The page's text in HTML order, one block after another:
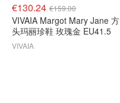
€130.24 €159.00
VIVAIA Margot Mary Jane 方
头玛丽珍鞋 玫瑰金 EU41.5
VIVAIA